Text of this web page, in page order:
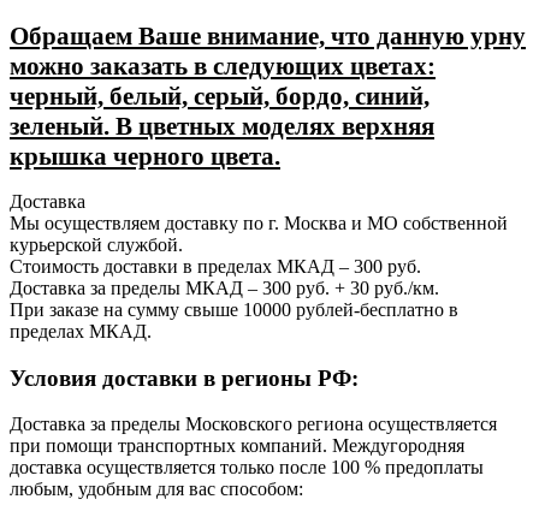
Обращаем Ваше внимание, что данную урну
можно заказать в следующих цветах:
черный, белый, серый, бордо, синий,
зеленый. В цветных моделях верхняя
крышка черного цвета.
Доставка
Мы осуществляем доставку по г. Москва и МО собственной
курьерской службой.
Стоимость доставки в пределах МКАД – 300 руб.
Доставка за пределы МКАД – 300 руб. + 30 руб./км.
При заказе на сумму свыше 10000 рублей-бесплатно в
пределах МКАД.
Условия доставки в регионы РФ:
Доставка за пределы Московского региона осуществляется
при помощи транспортных компаний. Междугородняя
доставка осуществляется только после 100 % предоплаты
любым, удобным для вас способом: